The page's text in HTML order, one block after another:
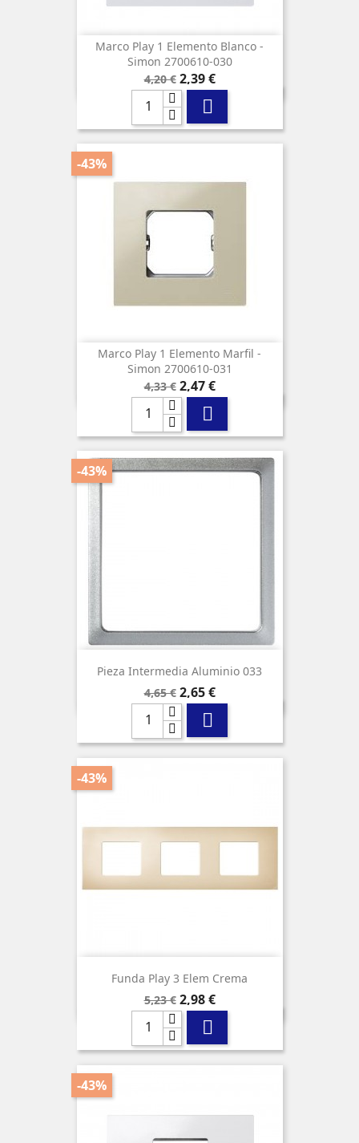
Marco Play 1 Elemento Blanco -
Simon 2700610-030
Precio
base
4,20 € Precio
2,39 €

Marco Play 1 Elemento Marfil -
Simon 2700610-031
Precio
base
4,33 €
-43%
Precio
2,47 €

Pieza Intermedia Aluminio 033
Precio
base
4,65 €
-43%
Precio
2,65 €

Funda Play 3 Elem Crema
Precio
base
5,23 €
-43%
Precio
2,98 €

-43%